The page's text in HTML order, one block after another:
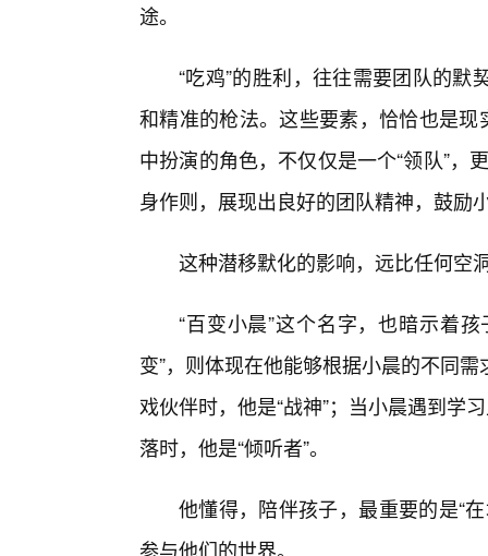
途。
“吃鸡”的胜利，往往需要团队的
和精准的枪法。这些要素，恰恰也是
中扮演的角色，不仅仅是一个“领队”，
身作则，展现出良好的团队精神，鼓励
这种潜移默化的影响，远比任何空
“百变小晨”这个名字，也暗示着
变”，则体现在他能够根据小晨的不同
戏伙伴时，他是“战神”；当小晨遇到学
落时，他是“倾听者”。
他懂得，陪伴孩子，最重要的是“
参与他们的世界。